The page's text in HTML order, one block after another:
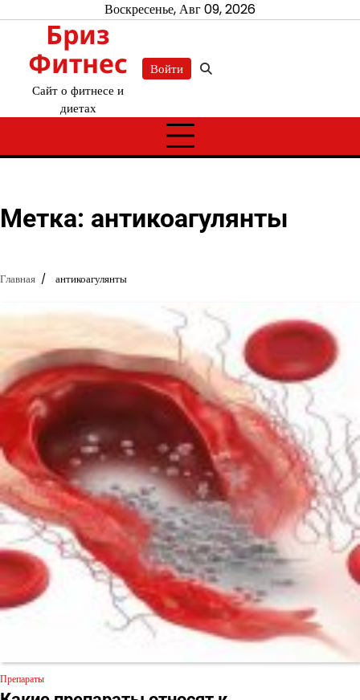
содержимому
Воскресенье, Авг 09, 2026
Бриз
Фитнес
Сайт о фитнесе и
диетах
Войти
Метка: антикоагулянты
Главная антикоагулянты
Препараты